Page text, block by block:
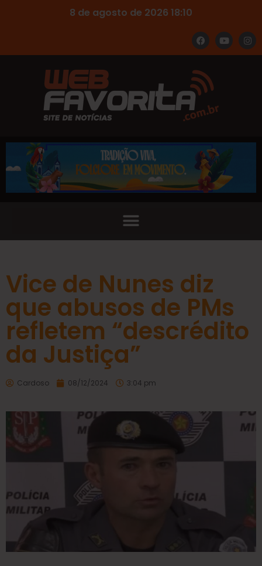
8 de agosto de 2026 18:10
Vice de Nunes diz
que abusos de PMs
refletem “descrédito
da Justiça”
Cardoso 08/12/2024 3:04 pm